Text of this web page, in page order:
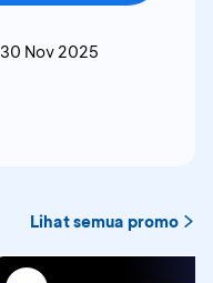
30 Nov 2025
Lihat semua promo